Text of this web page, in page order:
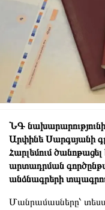
ՆԳ
Արփինե Սարգսյանի
Հարլեմում
արտադրման
անձնագրերի
Մանրամասները՝